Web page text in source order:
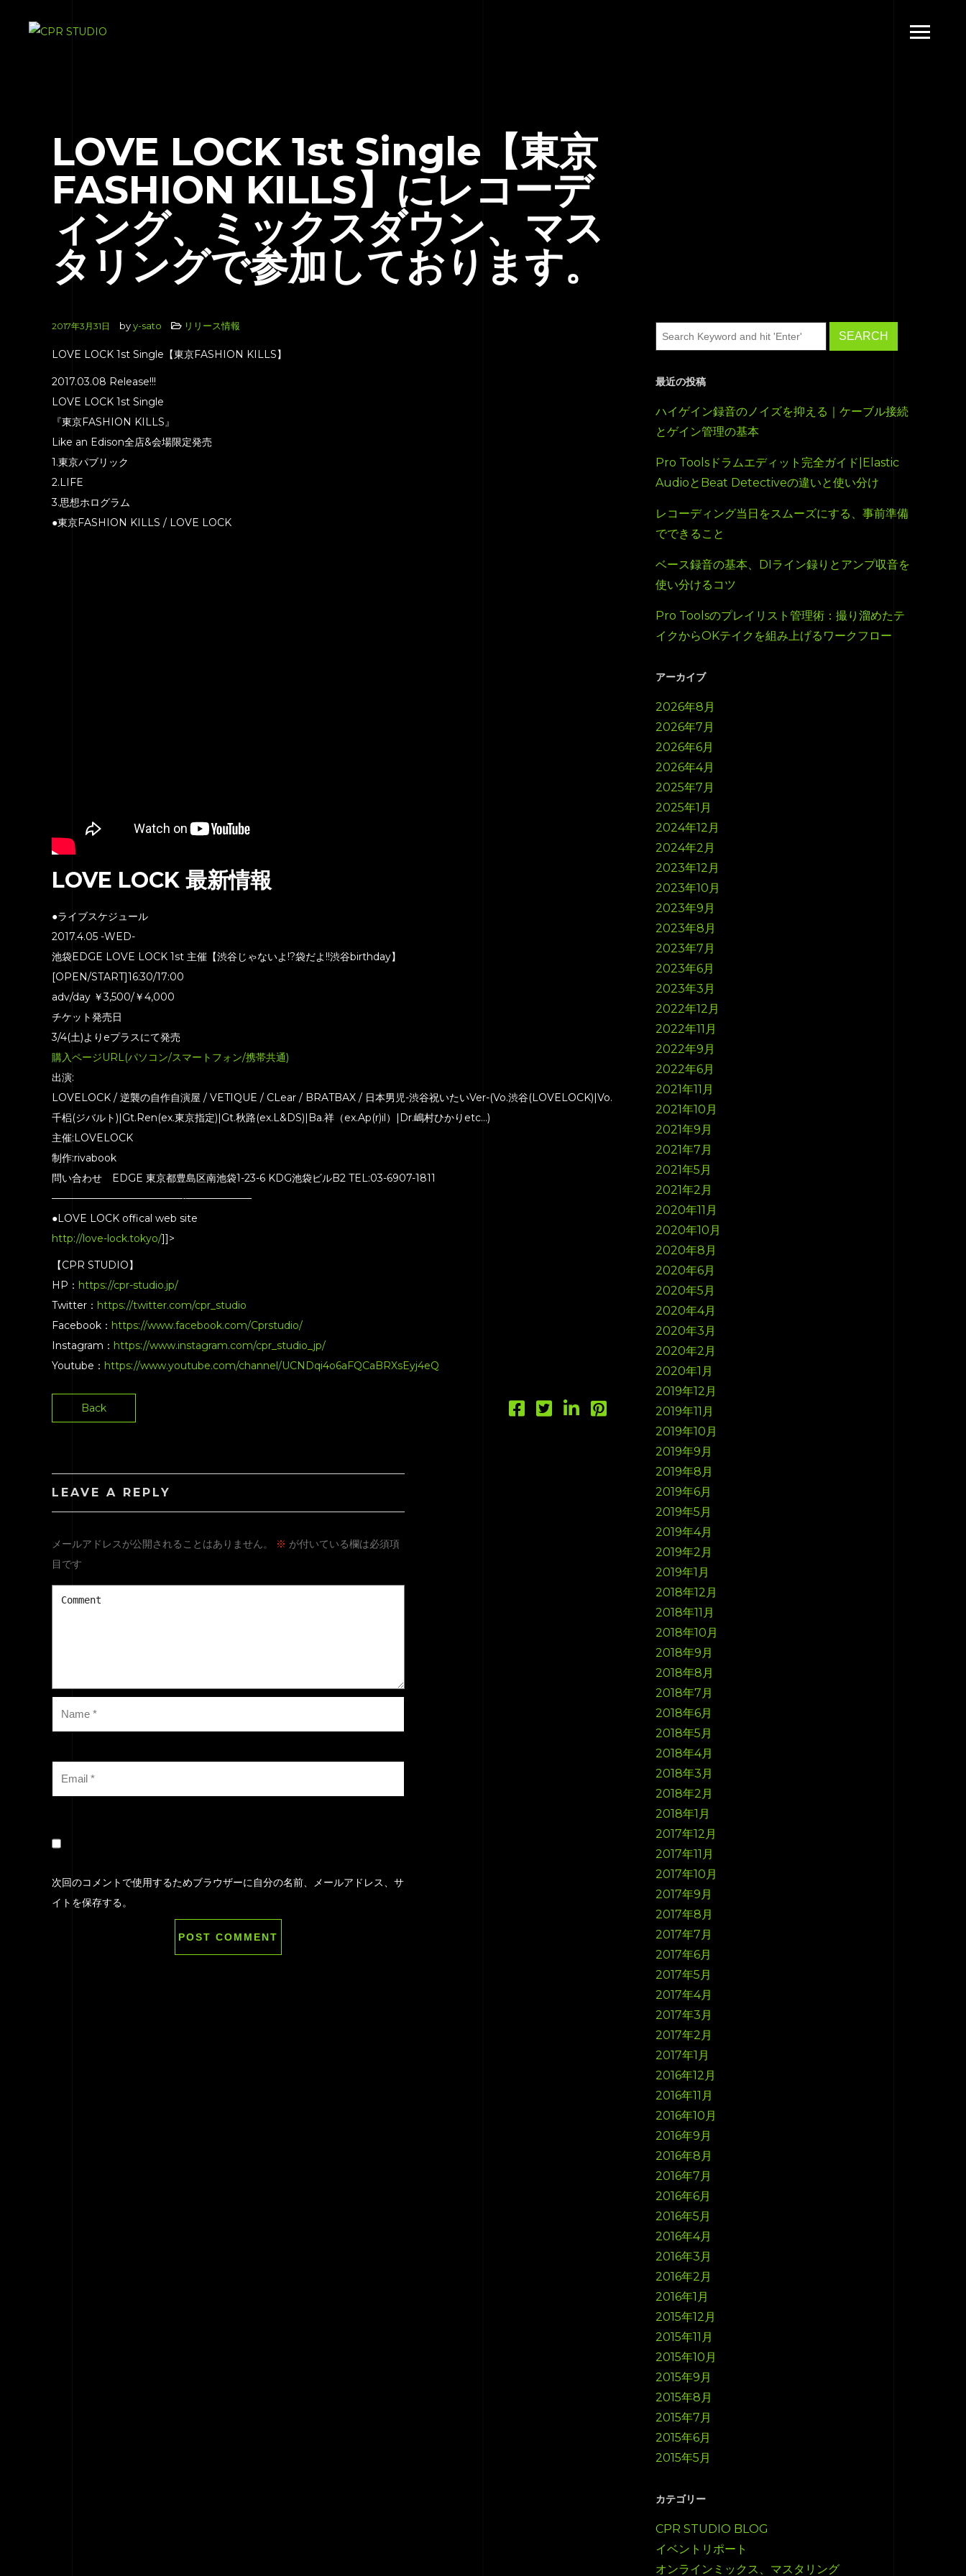
LOVE LOCK 1st Single【東京
FASHION KILLS】にレコーデ
ィング、ミックスダウン、マス
タリングで参加しております。
2017年3月31日 byy-sato リリース情報
LOVE LOCK 1st Single【東京FASHION KILLS】
2017.03.08 Release!!!
LOVE LOCK 1st Single
『東京FASHION KILLS』
Like an Edison全店&会場限定発売
1.東京パブリック
2.LIFE
3.思想ホログラム
●東京FASHION KILLS / LOVE LOCK
LOVE LOCK 最新情報
●ライブスケジュール
2017.4.05 -WED-
池袋EDGE LOVE LOCK 1st 主催【渋谷じゃないよ!?袋だよ!!渋谷birthday】
[OPEN/START]16:30/17:00
adv/day ￥3,500/￥4,000
チケット発売日
3/4(土)よりeプラスにて発売
購入ページURL(パソコン/スマートフォン/携帯共通)
出演:
LOVELOCK / 逆襲の自作自演屋 / VETIQUE / CLear / BRATBAX / 日本男児-渋谷祝いたいVer-(Vo.渋谷(LOVELOCK)|Vo.
千梠(ジバルト)|Gt.Ren(ex.東京指定)|Gt.秋路(ex.L&DS)|Ba.祥（ex.Ap(r)il）|Dr.嶋村ひかりetc…)
主催:LOVELOCK
制作:rivabook
問い合わせ EDGE 東京都豊島区南池袋1-23-6 KDG池袋ビルB2 TEL:03-6907-1811
—————————————-­——————–
●LOVE LOCK offical web site
http://love-lock.tokyo/]]>
【CPR STUDIO】
HP： https://cpr-studio.jp/
Twitter： https://twitter.com/cpr_studio
Facebook： https://www.facebook.com/Cprstudio/
Instagram： https://www.instagram.com/cpr_studio_jp/
Youtube： https://www.youtube.com/channel/UCNDqi4o6aFQCaBRXsEyj4eQ
Back
LEAVE A REPLY
メールアドレスが公開されることはありません。 ※ が付いている欄は必須項
目です
次回のコメントで使用するためブラウザーに自分の名前、メールアドレス、サ
イトを保存する。
最近の投稿
ハイゲイン録音のノイズを抑える｜ケーブル接続
とゲイン管理の基本
Pro Toolsドラムエディット完全ガイド|Elastic
AudioとBeat Detectiveの違いと使い分け
レコーディング当日をスムーズにする、事前準備
でできること
ベース録音の基本、DIライン録りとアンプ収音を
使い分けるコツ
Pro Toolsのプレイリスト管理術：撮り溜めたテ
イクからOKテイクを組み上げるワークフロー
アーカイブ
2026年8月
2026年7月
2026年6月
2026年4月
2025年7月
2025年1月
2024年12月
2024年2月
2023年12月
2023年10月
2023年9月
2023年8月
2023年7月
2023年6月
2023年3月
2022年12月
2022年11月
2022年9月
2022年6月
2021年11月
2021年10月
2021年9月
2021年7月
2021年5月
2021年2月
2020年11月
2020年10月
2020年8月
2020年6月
2020年5月
2020年4月
2020年3月
2020年2月
2020年1月
2019年12月
2019年11月
2019年10月
2019年9月
2019年8月
2019年6月
2019年5月
2019年4月
2019年2月
2019年1月
2018年12月
2018年11月
2018年10月
2018年9月
2018年8月
2018年7月
2018年6月
2018年5月
2018年4月
2018年3月
2018年2月
2018年1月
2017年12月
2017年11月
2017年10月
2017年9月
2017年8月
2017年7月
2017年6月
2017年5月
2017年4月
2017年3月
2017年2月
2017年1月
2016年12月
2016年11月
2016年10月
2016年9月
2016年8月
2016年7月
2016年6月
2016年5月
2016年4月
2016年3月
2016年2月
2016年1月
2015年12月
2015年11月
2015年10月
2015年9月
2015年8月
2015年7月
2015年6月
2015年5月
カテゴリー
CPR STUDIO BLOG
イベントリポート
オンラインミックス、マスタリング